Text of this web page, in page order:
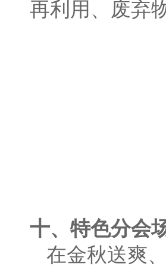
再利用、废弃
十、特色分会
在金秋送爽